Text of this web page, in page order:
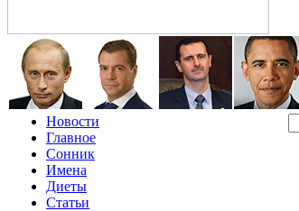
Новости
Главное
Сонник
Имена
Диеты
Статьи